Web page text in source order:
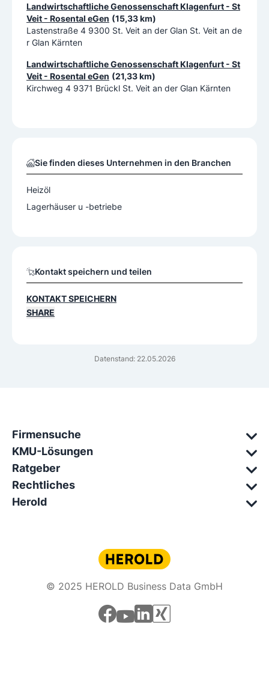
Datenstand: 22.05.2026
Landwirtschaftliche Genossenschaft Klagenfurt - St
Veit - Rosental eGen (15,33 km)
Lastenstraße 4 9300 St. Veit an der Glan St. Veit an de
r Glan Kärnten
Landwirtschaftliche Genossenschaft Klagenfurt - St
Veit - Rosental eGen (21,33 km)
Kirchweg 4 9371 Brückl St. Veit an der Glan Kärnten
Sie finden dieses Unternehmen in den Branchen
Heizöl
Lagerhäuser u -betriebe
Kontakt speichern und teilen
KONTAKT SPEICHERN
SHARE
Firmensuche
KMU-Lösungen
Ratgeber
Rechtliches
Herold
© 2025 HEROLD Business Data GmbH